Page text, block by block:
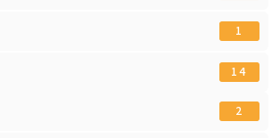
1
14
2